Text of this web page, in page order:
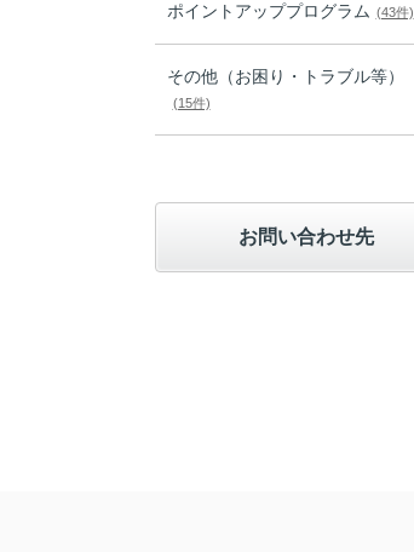
ポイントアッププログラム (43件)
その他（お困り・トラブル等）
(15件)
お問い合わせ先